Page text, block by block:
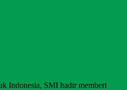
Indonesia, SMI hadir memberi